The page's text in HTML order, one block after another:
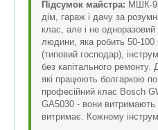
Підсумок майстра: МШК-
дім, гараж і дачу за
клас, але і не
людини, яка робить 50-100
(типовий господар),
без капітального ремонту.
які працюють болгаркою
професійний клас Bosch
GA5030 - вони
витримає. Кожному